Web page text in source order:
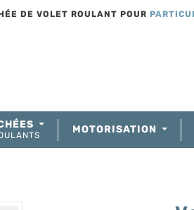
DE VOLET ROULANT POUR
MOTORISATION